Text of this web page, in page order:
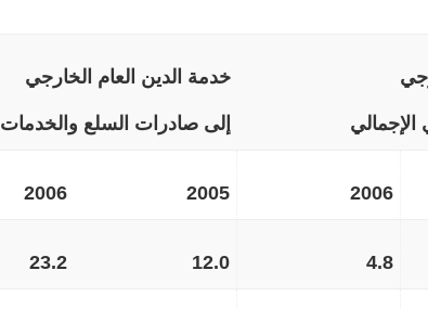
الإجمالي
خدمة الدين العام الخارجي
إلى صادرات السلع والخدمات
2006
2005
2006
4.8
12.0
23.2